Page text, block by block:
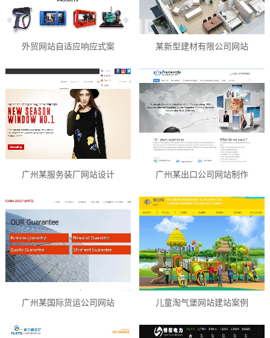
外贸网站自适应响应式案 某新型建材有限公司网站
广州某服务装厂网站设计 广州某出口公司网站制作
广州某国际货运公司网站 儿童淘气堡网站建站案例